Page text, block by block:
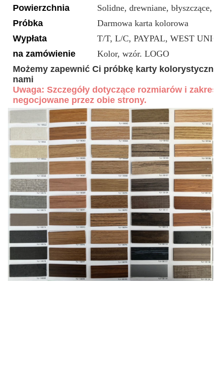
Powierzchnia
Solidne, drewniane, błyszczące,
Próbka
Darmowa karta kolorowa
Wypłata
T/T, L/C, PAYPAL, WEST
na zamówienie
Kolor, wzór. LOGO
Możemy zapewnić Ci próbkę karty
nami
Uwaga: Szczegóły dotyczące rozmiarów i
negocjowane przez obie strony.